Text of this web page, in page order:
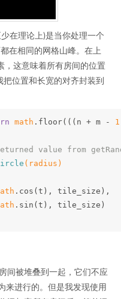
在理论上)是当你处理一个
在相同的网格山峰。在上
这意味着所有房间的位置
位置和长宽的对齐封装到
math .floor(((n + m - 1
value from
(radius)
.cos(t), tile_size),
.sin(t), tile_size)
间被堆叠到一起，它们不应
来进行的。但是我发现使用